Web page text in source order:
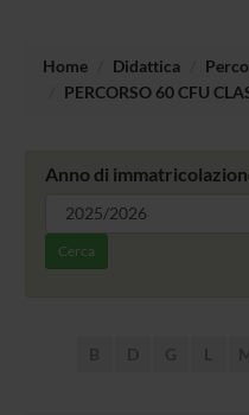
Home Didattica
PERCORSO 60 CFU
Anno di
Cerca